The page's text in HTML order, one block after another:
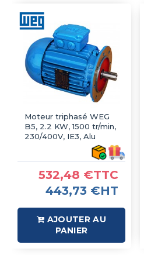
Moteur triphasé WEG
B5, 2.2 KW, 1500 tr/min,
230/400V, IE3, Alu
532,48 €TTC
443,73 €HT
AJOUTER AU
PANIER